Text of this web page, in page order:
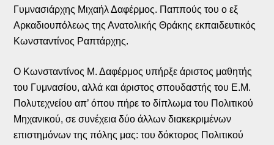
Γυμνασιάρχης Μιχαήλ Δαφέρμος. Παππούς του ο εξ
Αρκαδιουπόλεως της Ανατολικής Θράκης εκπαιδευτικός
Κωνσταντίνος Ραπτάρχης.
Ο Κωνσταντίνος Μ. Δαφέρμος υπήρξε άριστος μαθητής
του Γυμνασίου, αλλά και άριστος σπουδαστής του Ε.Μ.
Πολυτεχνείου απ’ όπου πήρε το δίπλωμα του Πολιτικού
Μηχανικού, σε συνέχεια δύο άλλων διακεκριμένων
επιστημόνων της πόλης μας: του δόκτορος Πολιτικού